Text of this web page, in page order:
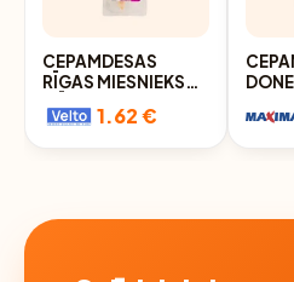
CEPAMDESAS
RĪGAS MIESNIEKS
SIERU 300G
1.62 €